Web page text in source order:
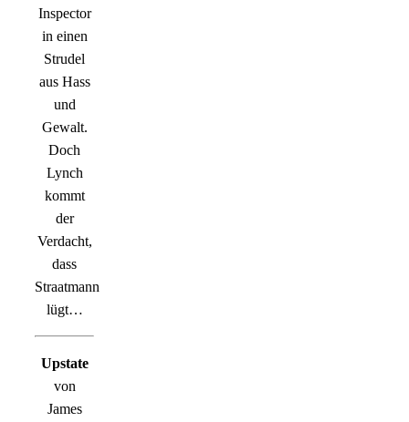
Inspector
in einen
Strudel
aus Hass
und
Gewalt.
Doch
Lynch
kommt
der
Verdacht,
dass
Straatmann
lügt…
Upstate
von
James